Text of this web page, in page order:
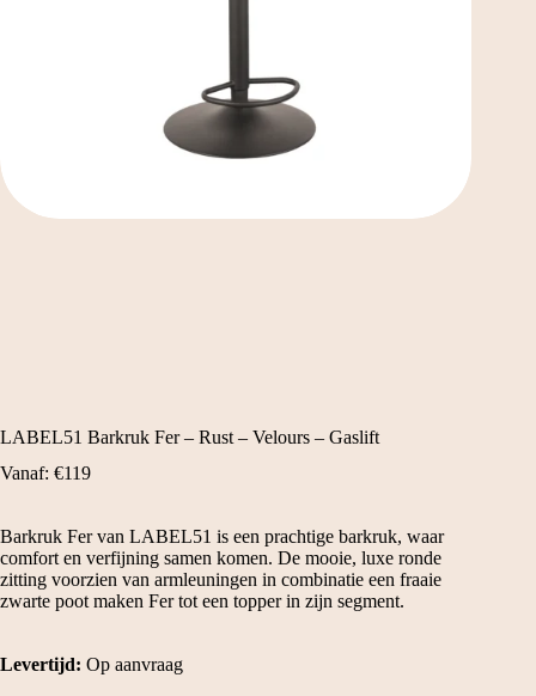
LABEL51 Barkruk Fer – Rust – Velours – Gaslift
Vanaf: €119
Barkruk Fer van LABEL51 is een prachtige barkruk, waar
comfort en verfijning samen komen. De mooie, luxe ronde
zitting voorzien van armleuningen in combinatie een fraaie
zwarte poot maken Fer tot een topper in zijn segment.
Levertijd: Op aanvraag